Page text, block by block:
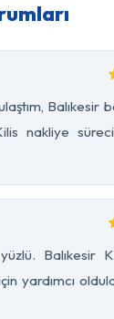
Balıkesir
nakliye süreci
Balıkesir
yardımcı